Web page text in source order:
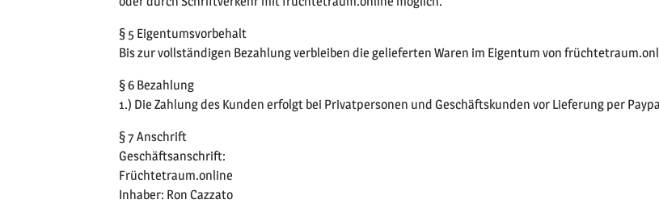
§ 5 Eigentumsvorbehalt
Bis zur vollständigen Bezahlung verbleiben die gelieferten Waren im Eigentum von
§ 6 Bezahlung
1.) Die Zahlung des Kunden erfolgt bei Privatpersonen und Geschäftskunden vor Lieferung per
§ 7 Anschrift
Geschäftsanschrift:
Früchtetraum.online
Inhaber: Ron Cazzato